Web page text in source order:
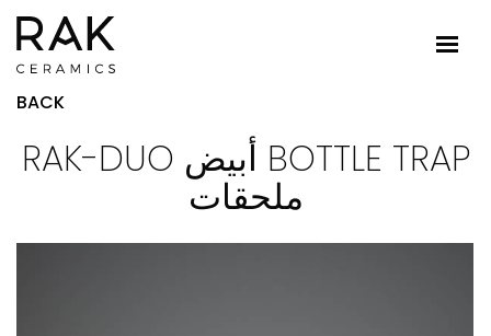
BACK
RAK-DUO أبيض BOTTLE TRAP
ملحقات